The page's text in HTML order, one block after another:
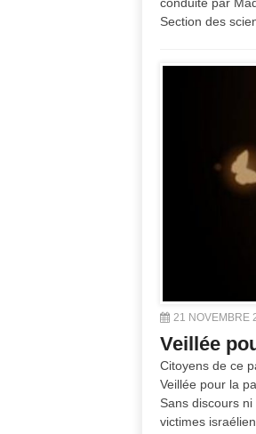
Section des
21 NOVEMBRE
Veillée
Citoyens de ce
Veillée pour la
Sans discours
victimes